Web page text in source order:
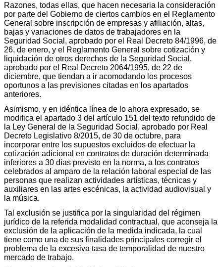
Razones, todas ellas, que hacen necesaria la consideración
por parte del Gobierno de ciertos cambios en el Reglamento
General sobre inscripción de empresas y afiliación, altas,
bajas y variaciones de datos de trabajadores en la
Seguridad Social, aprobado por el Real Decreto 84/1996, de
26, de enero, y el Reglamento General sobre cotización y
liquidación de otros derechos de la Seguridad Social,
aprobado por el Real Decreto 2064/1995, de 22 de
diciembre, que tiendan a ir acomodando los procesos
oportunos a las previsiones citadas en los apartados
anteriores.
Asimismo, y en idéntica línea de lo ahora expresado, se
modifica el apartado 3 del artículo 151 del texto refundido de
la Ley General de la Seguridad Social, aprobado por Real
Decreto Legislativo 8/2015, de 30 de octubre, para
incorporar entre los supuestos excluidos de efectuar la
cotización adicional en contratos de duración determinada
inferiores a 30 días previsto en la norma, a los contratos
celebrados al amparo de la relación laboral especial de las
personas que realizan actividades artísticas, técnicas y
auxiliares en las artes escénicas, la actividad audiovisual y
la música.
Tal exclusión se justifica por la singularidad del régimen
jurídico de la referida modalidad contractual, que aconseja la
exclusión de la aplicación de la medida indicada, la cual
tiene como una de sus finalidades principales corregir el
problema de la excesiva tasa de temporalidad de nuestro
mercado de trabajo.